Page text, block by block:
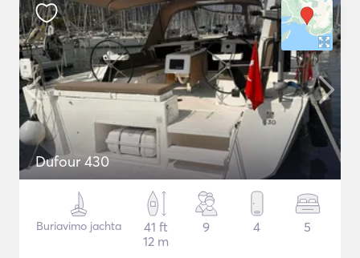
Dufour 430
Buriavimo jachta
41 ft
12 m
9 4 5